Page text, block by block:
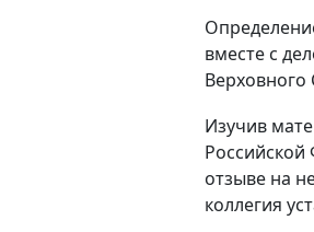
вместе с
Верховного
Изучив
отзыве на
коллегия